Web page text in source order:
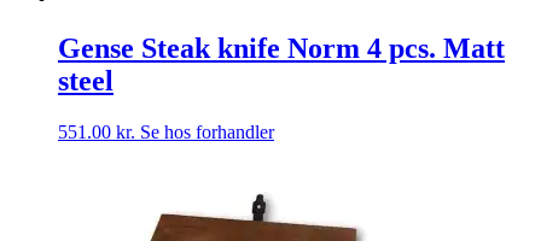
Gense Steak knife Norm 4 pcs. Matt
steel
551.00 kr. Se hos forhandler